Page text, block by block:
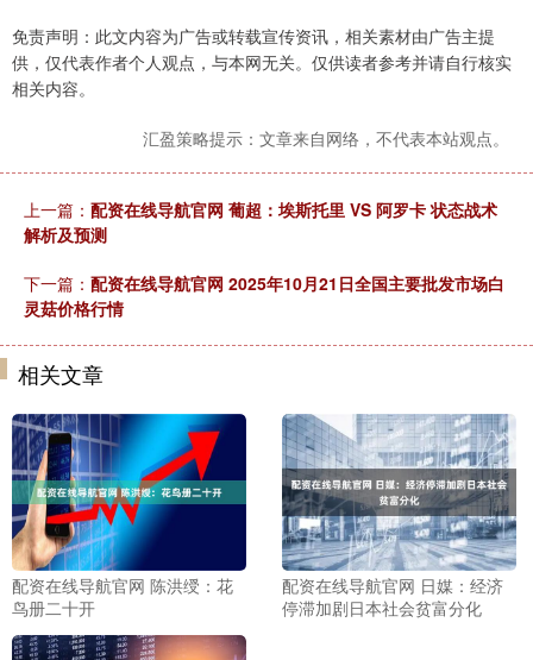
免责声明：此文内容为广告或转载宣传资讯，相关素材由广告主提
供，仅代表作者个人观点，与本网无关。仅供读者参考并请自行核实
相关内容。
汇盈策略提示：文章来自网络，不代表本站观点。
上一篇： 配资在线导航官网 葡超：埃斯托里 VS 阿罗卡 状态战术
解析及预测
下一篇： 配资在线导航官网 2025年10月21日全国主要批发市场白
灵菇价格行情
相关文章
配资在线导航官网 陈洪绶：花
鸟册二十开
配资在线导航官网 日媒：经济
停滞加剧日本社会贫富分化